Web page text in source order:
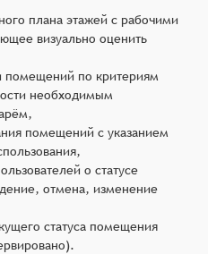
плана этажей с рабочими
визуально оценить
помещений по критериям
необходимым
помещений с указанием
о статусе
отмена, изменение
статуса помещения